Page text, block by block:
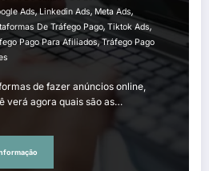
Ads,Linkedin Ads, Meta Ads,
De Tráfego Pago, Tiktok Ads,
Pago Para Afiliados,Tráfego Pago
de fazer anúncios online,
verá agora quais são as…